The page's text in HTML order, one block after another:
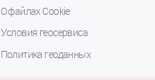
О файлах Cookie
Условия геосервиса
Политика геоданных